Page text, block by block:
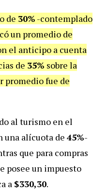
de 30% -contemplado
un promedio de
el anticipo a cuenta
de 35% sobre la
promedio fue de
al turismo en el
una alícuota de 45%-
que para compras
posee un impuesto
a $330,30.